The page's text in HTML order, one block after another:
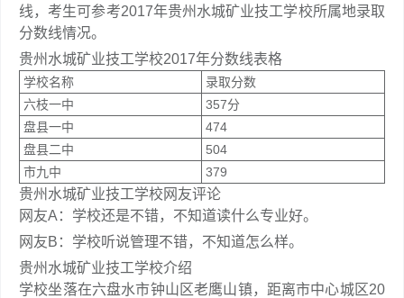
线，考生可参考2017年贵州水城矿业技工学校所属地录取
分数线情况。
贵州水城矿业技工学校2017年分数线表格
学校名称
录取分数
六枝一中
357分
盘县一中
474
盘县二中
504
市九中
379
贵州水城矿业技工学校网友评论
网友A：学校还是不错，不知道读什么专业好。
网友B：学校听说管理不错，不知道怎么样。
贵州水城矿业技工学校介绍
学校坐落在六盘水市钟山区老鹰山镇，距离市中心城区20